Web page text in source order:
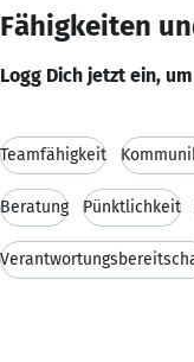
Fähigkeiten
Logg Dich jetzt ein,
Teamfähigkeit
Beratung Pünktlichkeit